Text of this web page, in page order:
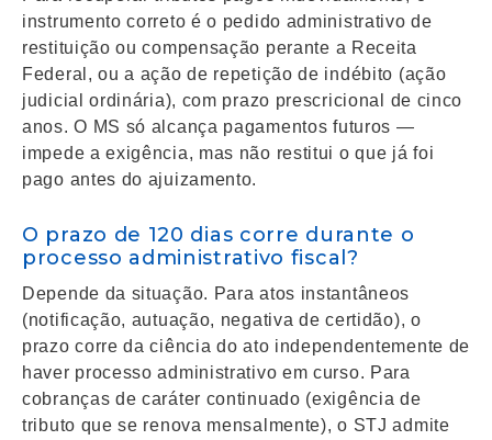
instrumento correto é o pedido administrativo de
restituição ou compensação perante a Receita
Federal, ou a ação de repetição de indébito (ação
judicial ordinária), com prazo prescricional de cinco
anos. O MS só alcança pagamentos futuros —
impede a exigência, mas não restitui o que já foi
pago antes do ajuizamento.
O prazo de 120 dias corre durante o
processo administrativo fiscal?
Depende da situação. Para atos instantâneos
(notificação, autuação, negativa de certidão), o
prazo corre da ciência do ato independentemente de
haver processo administrativo em curso. Para
cobranças de caráter continuado (exigência de
tributo que se renova mensalmente), o STJ admite